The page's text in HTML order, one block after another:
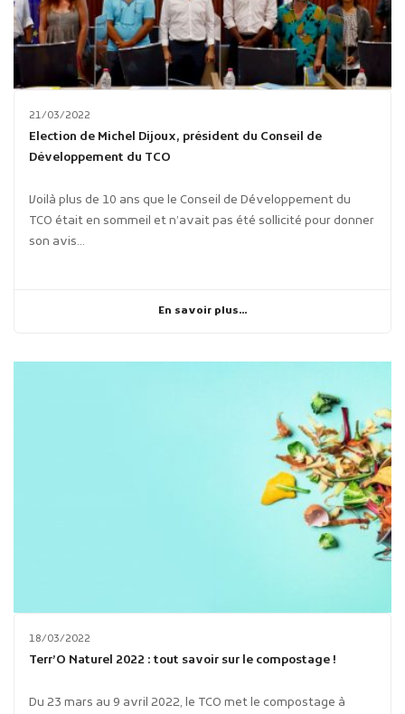
21/03/2022
Election de Michel Dijoux, président du Conseil de
Développement du TCO
Voilà plus de 10 ans que le Conseil de Développement du
TCO était en sommeil et n’avait pas été sollicité pour donner
son avis...
En savoir plus...
18/03/2022
Terr’O Naturel 2022 : tout savoir sur le compostage !
Du 23 mars au 9 avril 2022, le TCO met le compostage à